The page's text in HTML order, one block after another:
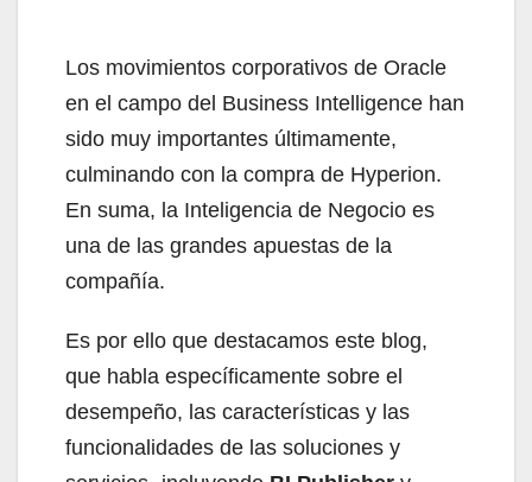
Los movimientos corporativos de Oracle
en el campo del Business Intelligence han
sido muy importantes últimamente,
culminando con la compra de Hyperion.
En suma, la Inteligencia de Negocio es
una de las grandes apuestas de la
compañía.
Es por ello que destacamos este blog,
que habla específicamente sobre el
desempeño, las características y las
funcionalidades de las soluciones y